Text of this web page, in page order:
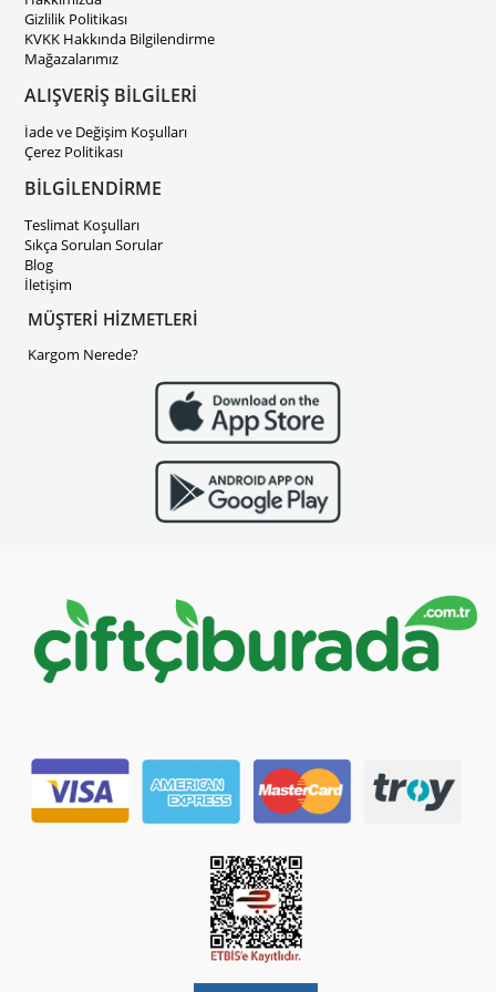
Gizlilik Politikası
KVKK Hakkında Bilgilendirme
Mağazalarımız
ALIŞVERİŞ BİLGİLERİ
İade ve Değişim Koşulları
Çerez Politikası
BİLGİLENDİRME
Teslimat Koşulları
Sıkça Sorulan Sorular
Blog
İletişim
MÜŞTERİ HİZMETLERİ
Kargom Nerede?